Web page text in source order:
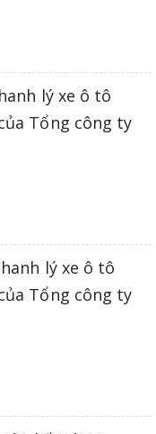
lý xe ô tô
của Tổng công ty
lý xe ô tô
của Tổng công ty